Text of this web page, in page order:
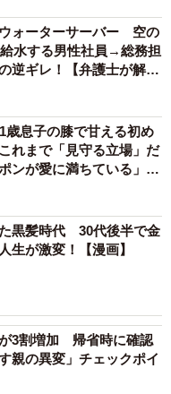
羽鳥善一役の草彅剛
、歌手・福来スズ子に
楽の力を信じてい
せたい、みんなで一緒
ラマ『青天を衝け』
のですが、『青天
換点で大きな決断を
役柄を演じていただき
会があるなら、草彅
現できる役があると
ました。
えていたときに、いつ
いく羽鳥善一のキャ
ォーターサーバー 空の
水する男性社員→総務担
逆ギレ！【弁護士が解
息子の膝で甘える初め
れまで「見守る立場」だ
ンが愛に満ちている」
黒髪時代 30代後半で金
が激変！【漫画】
3割増加 帰省時に確認
親の異変」チェックポイ